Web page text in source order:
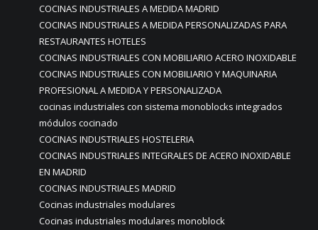
COCINAS INDUSTRIALES A MEDIDA MADRID
COCINAS INDUSTRIALES A MEDIDA PERSONALIZADAS PARA
RESTAURANTES HOTELES
COCINAS INDUSTRIALES CON MOBILIARIO ACERO INOXIDABLE
COCINAS INDUSTRIALES CON MOBILIARIO Y MAQUINARIA
PROFESIONAL A MEDIDA Y PERSONALIZADA
cocinas industriales con sistema monoblocks integrados
módulos cocinado
COCINAS INDUSTRIALES HOSTELERIA
COCINAS INDUSTRIALES INTEGRALES DE ACERO INOXIDABLE
EN MADRID
COCINAS INDUSTRIALES MADRID
Cocinas industriales modulares
Cocinas industriales modulares monoblock